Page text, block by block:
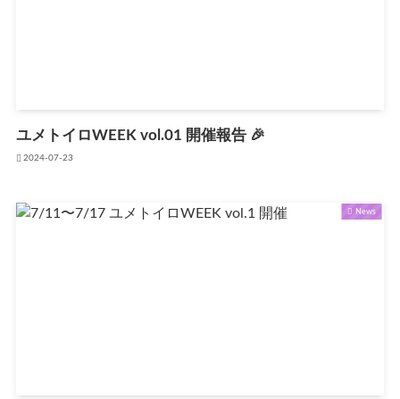
ユメトイロWEEK vol.01 開催報告 🎉
2024-07-23
News